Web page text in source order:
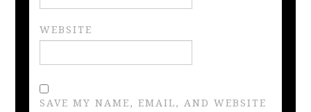
WEBSITE
SAVE MY NAME, EMAIL, AND WEBSITE